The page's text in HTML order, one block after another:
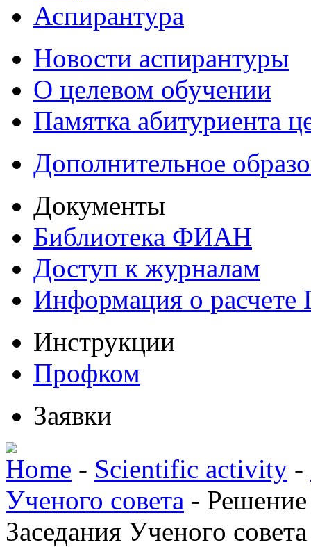
Аспирантура
Новости аспирантуры
О целевом обучении
Памятка абитуриента
Дополнительное
Документы
Библиотека ФИАН
Доступ к журналам
Информация о
Инструкции
Профком
Заявки
Home - Scientific activity -
Ученого совета - Решение
Заседания Ученого